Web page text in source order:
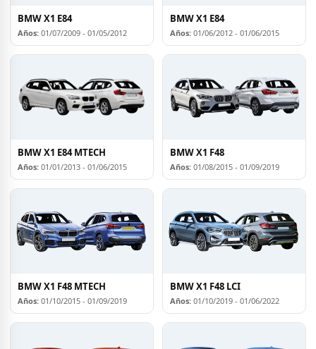
BMW X1 E84
Años: 01/07/2009 - 01/05/2012
BMW X1 E84
Años: 01/06/2012 - 01/06/2015
BMW X1 E84 MTECH
Años: 01/01/2013 - 01/06/2015
BMW X1 F48
Años: 01/08/2015 - 01/09/2019
BMW X1 F48 MTECH
Años: 01/10/2015 - 01/09/2019
BMW X1 F48 LCI
Años: 01/10/2019 - 01/06/2022